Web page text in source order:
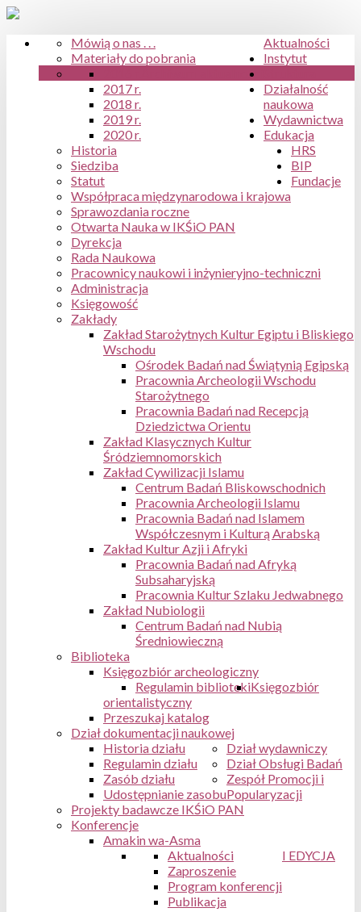
Aktualności
Mówią o nas . . .
Materiały do pobrania
Archiwum aktualności
2017 r.
2018 r.
2019 r.
2020 r.
Instytut
Historia
Siedziba
Statut
Współpraca międzynarodowa i krajowa
Sprawozdania roczne
Otwarta Nauka w IKŚiO PAN
Dyrekcja
Rada Naukowa
Pracownicy naukowi i inżynieryjno-techniczni
Administracja
Księgowość
Zakłady
Zakład Starożytnych Kultur Egiptu i Bliskiego
Wschodu
Ośrodek Badań nad Świątynią Egipską
Pracownia Archeologii Wschodu
Starożytnego
Pracownia Badań nad Recepcją
Dziedzictwa Orientu
Zakład Klasycznych Kultur
Śródziemnomorskich
Zakład Cywilizacji Islamu
Centrum Badań Bliskowschodnich
Pracownia Archeologii Islamu
Pracownia Badań nad Islamem
Współczesnym i Kulturą Arabską
Zakład Kultur Azji i Afryki
Pracownia Badań nad Afryką
Subsaharyjską
Pracownia Kultur Szlaku Jedwabnego
Zakład Nubiologii
Centrum Badań nad Nubią
Średniowieczną
Biblioteka
Księgozbiór archeologiczny
Regulamin bibliotekiKsięgozbiór
orientalistyczny
Przeszukaj katalog
Dział dokumentacji naukowej
Historia działu
Regulamin działu
Zasób działu
Udostępnianie zasobu
Dział wydawniczy
Dział Obsługi Badań
Zespół Promocji i
Popularyzacji
Działalność
naukowa
Projekty badawcze IKŚiO PAN
Konferencje
Amakin wa-Asma
I EDYCJA
Aktualności
Zaproszenie
Program konferencji
Publikacja
Wydawnictwa
Edukacja
HRS
BIP
Fundacje